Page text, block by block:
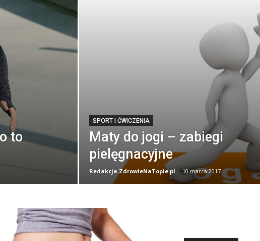
to
SPORT I ĆWICZENIA
Maty do jogi – zabiegi
pielęgnacyjne
Redakcja ZdrowieNaTopie.pl - 10 marca 2017